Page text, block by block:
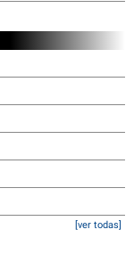
[ver todas]